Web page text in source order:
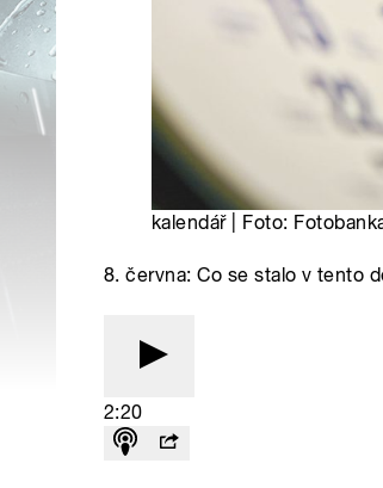
kalendář | Foto:
8. června: Co se stalo v tento
2:20